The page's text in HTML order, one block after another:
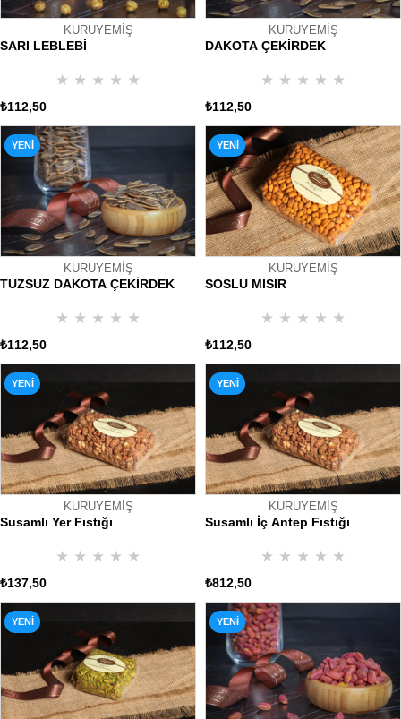
KURUYEMİŞ
SARI LEBLEBİ
★ ★ ★ ★ ★
₺112,50
KURUYEMİŞ
DAKOTA ÇEKİRDEK
★ ★ ★ ★ ★
₺112,50
KURUYEMİŞ
TUZSUZ DAKOTA ÇEKİRDEK
★ ★ ★ ★ ★
₺112,50
YENI
KURUYEMİŞ
SOSLU MISIR
★ ★ ★ ★ ★
₺112,50
YENI
ÜRÜN
KURUYEMİŞ
Susamlı Yer Fıstığı
★ ★ ★ ★ ★
₺137,50
YENI
KURUYEMİŞ
Susamlı İç Antep Fıstığı
★ ★ ★ ★ ★
₺812,50
YENI
YENI YENI
ÜRÜN